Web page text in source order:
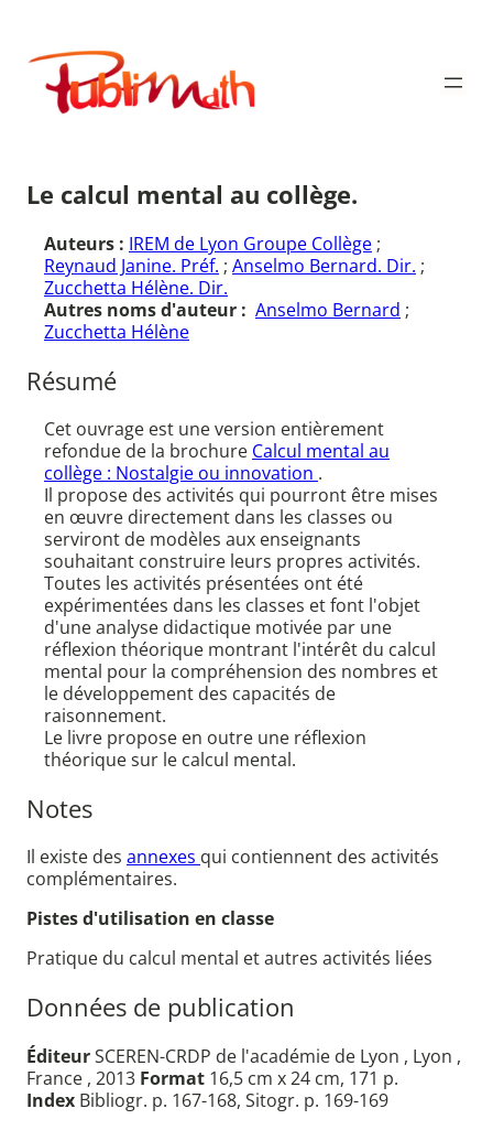
contenu
Publimath
Le calcul mental au collège.
Auteurs : IREM de Lyon Groupe Collège ;
Reynaud Janine. Préf. ; Anselmo Bernard. Dir. ;
Zucchetta Hélène. Dir.
Autres noms d'auteur : Anselmo Bernard ;
Zucchetta Hélène
Résumé
Cet ouvrage est une version entièrement
refondue de la brochure Calcul mental au
collège : Nostalgie ou innovation .
Il propose des activités qui pourront être mises
en œuvre directement dans les classes ou
serviront de modèles aux enseignants
souhaitant construire leurs propres activités.
Toutes les activités présentées ont été
expérimentées dans les classes et font l'objet
d'une analyse didactique motivée par une
réflexion théorique montrant l'intérêt du calcul
mental pour la compréhension des nombres et
le développement des capacités de
raisonnement.
Le livre propose en outre une réflexion
théorique sur le calcul mental.
Notes
Il existe des annexes qui contiennent des activités
complémentaires.
Pistes d'utilisation en classe
Pratique du calcul mental et autres activités liées
Données de publication
ÉditeurSCEREN-CRDP de l'académie de Lyon , Lyon ,
France , 2013 Format 16,5 cm x 24 cm, 171 p.
Index Bibliogr. p. 167-168, Sitogr. p. 169-169